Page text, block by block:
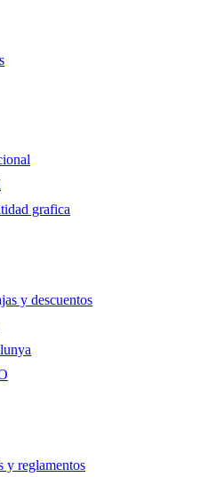
grafica
y descuentos
y reglamentos